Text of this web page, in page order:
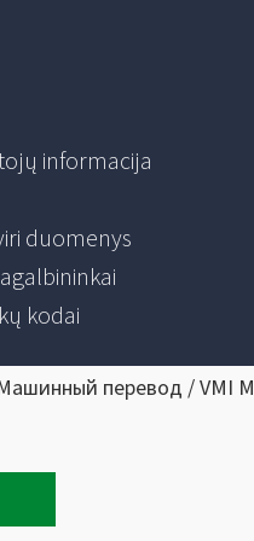
informacija
duomenys
kodai
перевод / VMI